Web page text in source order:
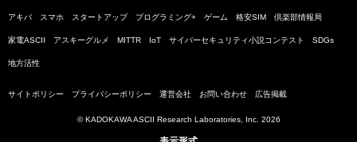
アキバ スマホ スタートアップ プログラミング+ ゲーム 格安SIM 倶楽部情報局
家電ASCII アスキーグルメ MITTR IoT サイバーセキュリティ小説コンテスト SDGs
地方活性
サイトポリシー プライバシーポリシー 運営会社 お問い合わせ 広告掲載
© KADOKAWA ASCII Research Laboratories, Inc. 2026